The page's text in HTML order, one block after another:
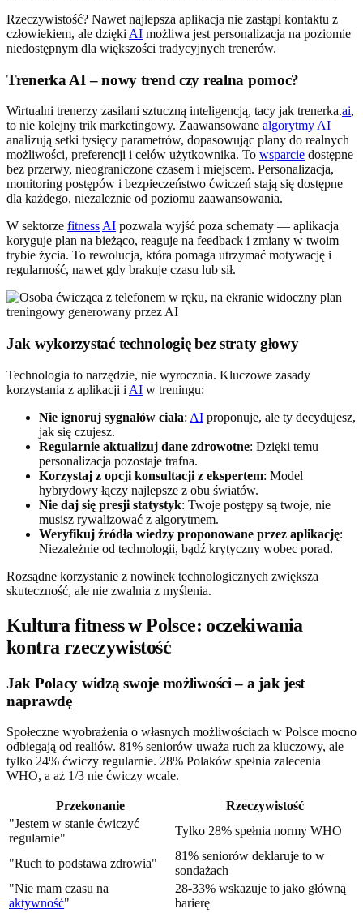
Rzeczywistość? Nawet najlepsza aplikacja nie zastąpi kontaktu z
człowiekiem, ale dzięki AI możliwa jest personalizacja na poziomie
niedostępnym dla większości tradycyjnych trenerów.
Trenerka AI – nowy trend czy realna pomoc?
Wirtualni trenerzy zasilani sztuczną inteligencją, tacy jak trenerka.ai,
to nie kolejny trik marketingowy. Zaawansowane algorytmyAI
analizują setki tysięcy parametrów, dopasowując plany do realnych
możliwości, preferencji i celów użytkownika. To wsparcie dostępne
bez przerwy, nieograniczone czasem i miejscem. Personalizacja,
monitoring postępów i bezpieczeństwo ćwiczeń stają się dostępne
dla każdego, niezależnie od poziomu zaawansowania.
W sektorze fitnessAI pozwala wyjść poza schematy — aplikacja
koryguje plan na bieżąco, reaguje na feedback i zmiany w twoim
trybie życia. To rewolucja, która pomaga utrzymać motywację i
regularność, nawet gdy brakuje czasu lub sił.
Jak wykorzystać technologię bez straty głowy
Technologia to narzędzie, nie wyrocznia. Kluczowe zasady
korzystania z aplikacji i AI w treningu:
Nie ignoruj sygnałów ciała: AI proponuje, ale ty decydujesz,
jak się czujesz.
Regularnie aktualizuj dane zdrowotne: Dzięki temu
personalizacja pozostaje trafna.
Korzystaj z opcji konsultacji z ekspertem: Model
hybrydowy łączy najlepsze z obu światów.
Nie daj się presji statystyk: Twoje postępy są twoje, nie
musisz rywalizować z algorytmem.
Weryfikuj źródła wiedzy proponowane przez aplikację:
Niezależnie od technologii, bądź krytyczny wobec porad.
Rozsądne korzystanie z nowinek technologicznych zwiększa
skuteczność, ale nie zwalnia z myślenia.
Kultura fitness w Polsce: oczekiwania
kontra rzeczywistość
Jak Polacy widzą swoje możliwości – a jak jest
naprawdę
Społeczne wyobrażenia o własnych możliwościach w Polsce mocno
odbiegają od realiów. 81% seniorów uważa ruch za kluczowy, ale
tylko 24% ćwiczy regularnie. 28% Polaków spełnia zalecenia
WHO, a aż 1/3 nie ćwiczy wcale.
Przekonanie
Rzeczywistość
"Jestem w stanie ćwiczyć
regularnie"
Tylko 28% spełnia normy WHO
"Ruch to podstawa zdrowia"
81% seniorów deklaruje to w
sondażach
"Nie mam czasu na
aktywność"
28-33% wskazuje to jako główną
barierę